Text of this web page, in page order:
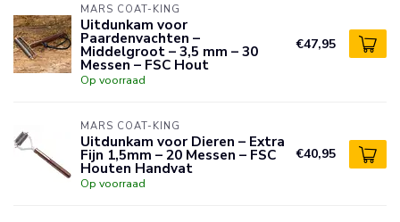
MARS COAT-KING
Uitdunkam voor
Paardenvachten –
Middelgroot – 3,5 mm – 30
Messen – FSC Hout
Op voorraad
€47,95
MARS COAT-KING
Uitdunkam voor Dieren – Extra
Fijn 1,5mm – 20 Messen – FSC
Houten Handvat
Op voorraad
€40,95